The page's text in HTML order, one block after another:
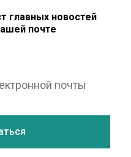
главных новостей
почте